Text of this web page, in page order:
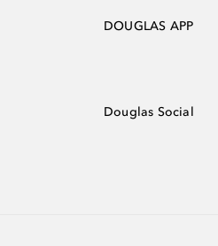
DOUGLAS APP
Douglas Social